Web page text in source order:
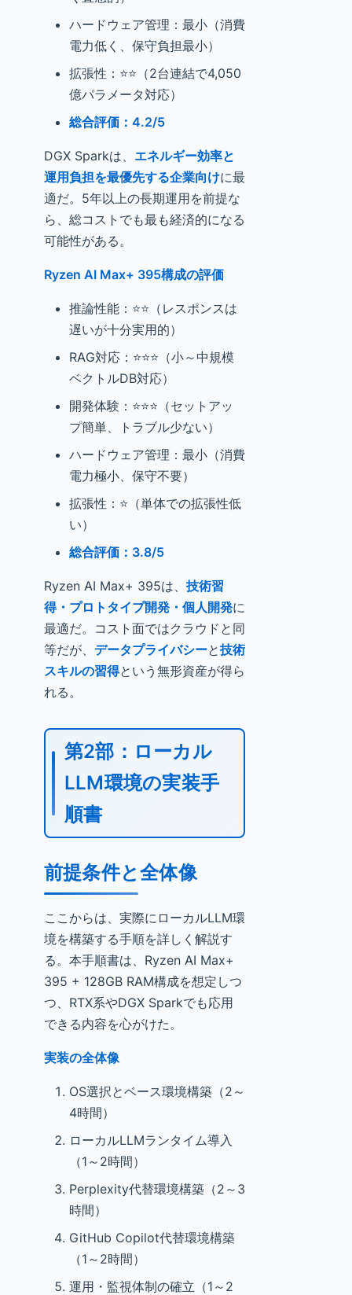
ハードウェア管理：最小（消費
電力低く、保守負担最小）
拡張性：⭐⭐（2台連結で4,050
億パラメータ対応）
総合評価：4.2/5
DGX Sparkは、 エネルギー効率と
運用負担を最優先する企業向けに最
適だ。5年以上の長期運用を前提な
ら、総コストでも最も経済的になる
可能性がある。
Ryzen AI Max+ 395構成の評価
推論性能：⭐⭐（レスポンスは
遅いが十分実用的）
RAG対応：⭐⭐⭐（小～中規模
ベクトルDB対応）
開発体験：⭐⭐⭐（セットアッ
プ簡単、トラブル少ない）
ハードウェア管理：最小（消費
電力極小、保守不要）
拡張性：⭐（単体での拡張性低
い）
総合評価：3.8/5
Ryzen AI Max+ 395は、 技術習
得・プロトタイプ開発・個人開発に
最適だ。コスト面ではクラウドと同
等だが、 データプライバシーと技術
スキルの習得という無形資産が得ら
れる。
第2部：ローカル
LLM環境の実装手
順書
前提条件と全体像
ここからは、実際にローカルLLM環
境を構築する手順を詳しく解説す
る。本手順書は、Ryzen AI Max+
395 + 128GB RAM構成を想定しつ
つ、RTX系やDGX Sparkでも応用
できる内容を心がけた。
実装の全体像
OS選択とベース環境構築（2～
4時間）
ローカルLLMランタイム導入
（1～2時間）
Perplexity代替環境構築（2～3
時間）
GitHub Copilot代替環境構築
（1～2時間）
運用・監視体制の確立（1～2